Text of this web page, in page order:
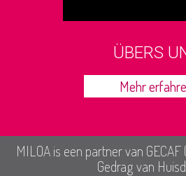
ÜBERS
Mehr
MILOA is een partner van
Gedrag van